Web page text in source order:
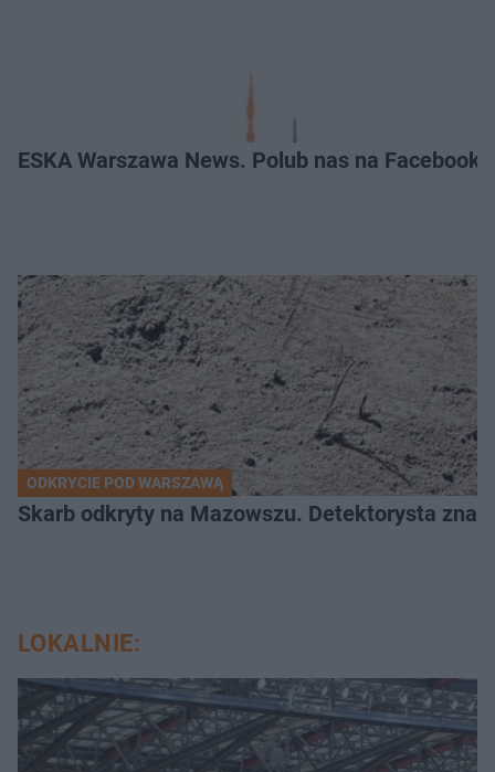
ESKA Warszawa News. Polub nas na
ODKRYCIE POD WARSZAWĄ
Skarb odkryty na Mazowszu. Detektorysta
LOKALNIE: